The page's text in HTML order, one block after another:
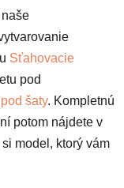
Sťahovacie
pod
šaty. Kompletnú
potom nájdete v
model, ktorý vám